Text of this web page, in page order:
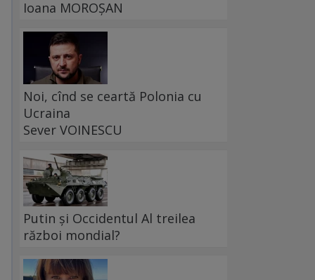
Ioana MOROȘAN
Noi, cînd se ceartă Polonia cu
Ucraina
Sever VOINESCU
Putin și Occidentul Al treilea
război mondial?